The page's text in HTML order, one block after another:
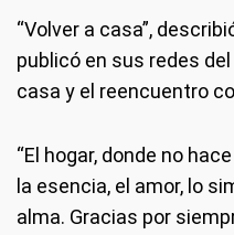
“Volver a casa”,
publicó en sus redes
casa y el reencuentro
“El hogar, donde no
la esencia, el amor, lo
alma. Gracias por